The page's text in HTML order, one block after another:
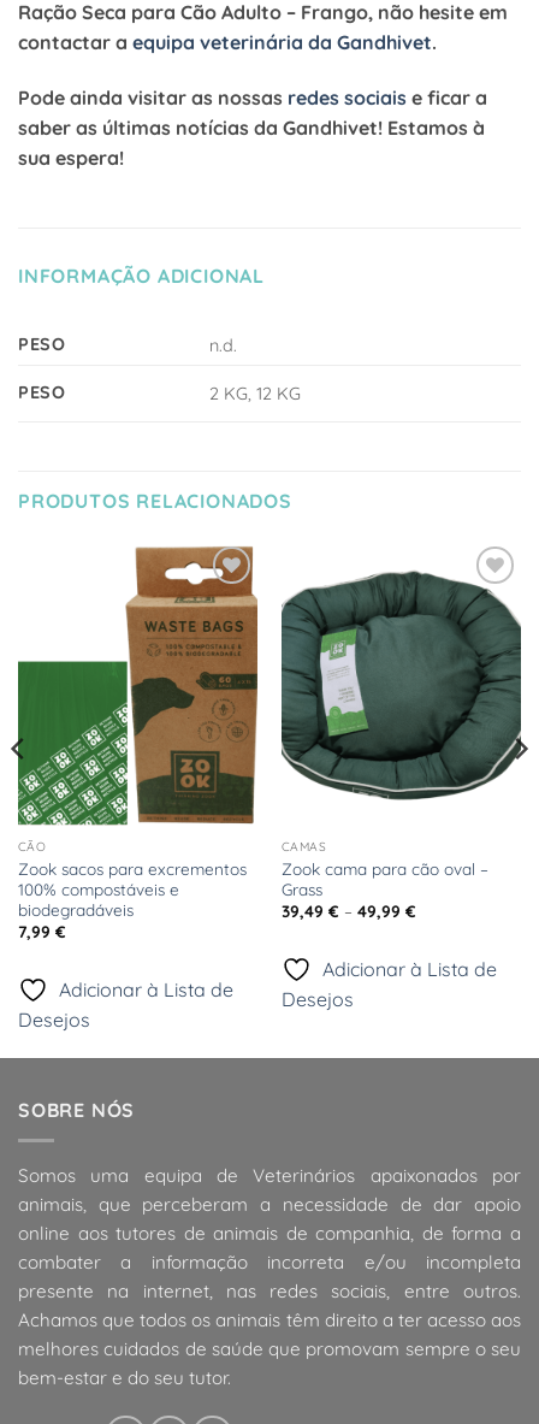
Ração Seca para Cão Adulto – Frango, não hesite em
contactar a equipa veterinária da Gandhivet.
Pode ainda visitar as nossas redes sociais e ficar a
saber as últimas notícias da Gandhivet! Estamos à
sua espera!
INFORMAÇÃO ADICIONAL
PESO n.d.
PESO 2 KG, 12 KG
PRODUTOS RELACIONADOS
Adicionar
à Lista
de
Desejos
CÃO
Zook sacos para excrementos
100% compostáveis e
biodegradáveis
7,99 €
Adicionar à Lista de
Desejos
Adicionar
à Lista
Desejos
CAMAS
Zook cama para cão oval –
Grass
39,49 € – 49,99 €Price
49,99 €
Adicionar à Lista de
Desejos
SOBRE NÓS
Somos uma equipa de Veterinários apaixonados por
animais, que perceberam a necessidade de dar apoio
online aos tutores de animais de companhia, de forma a
combater a informação incorreta e/ou incompleta
presente na internet, nas redes sociais, entre outros.
Achamos que todos os animais têm direito a ter acesso aos
melhores cuidados de saúde que promovam sempre o seu
bem-estar e do seu tutor.